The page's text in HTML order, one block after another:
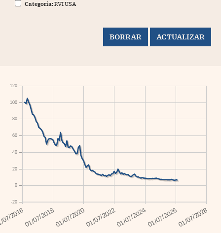
Categoría:RVI USA
-20
0
20
40
60
80
100
120